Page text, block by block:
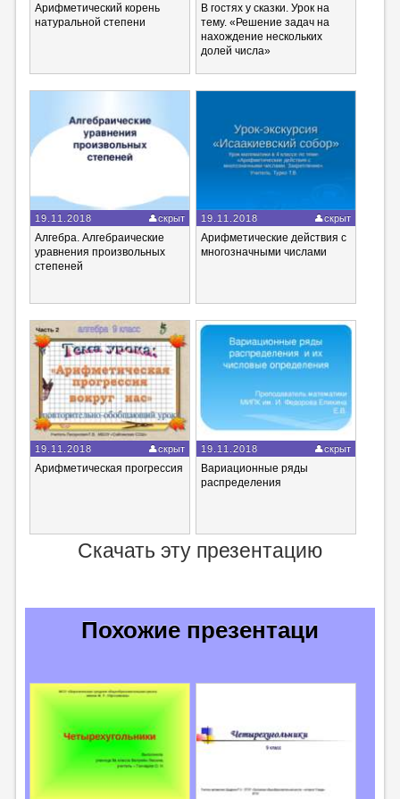
Арифметический корень
натуральной степени
В гостях у сказки. Урок на
тему. «Решение задач на
нахождение нескольких
долей числа»
19.11.2018 скрыт
Алгебра. Алгебраические
уравнения произвольных
степеней
19.11.2018 скрыт
Арифметические действия с
многозначными числами
19.11.2018 скрыт
Арифметическая прогрессия
19.11.2018 скрыт
Вариационные ряды
распределения
Скачать эту презентацию
Похожие презентаци